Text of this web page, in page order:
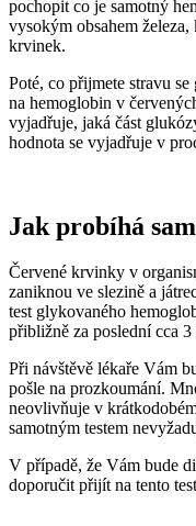
pochopit co je samotný
vysokým obsahem
krvinek.
Poté, co přijmete stravu
na hemoglobin v
vyjadřuje, jaká část
hodnota se vyjadřuje v
Jak probíhá
Červené krvinky v
zaniknou ve slezině a
test glykovaného
přibližně za poslední cca 3
Při návštěvě lékaře Vám
pošle na prozkoumání.
neovlivňuje v
samotným testem
V případě, že Vám bude
doporučit přijít na tento